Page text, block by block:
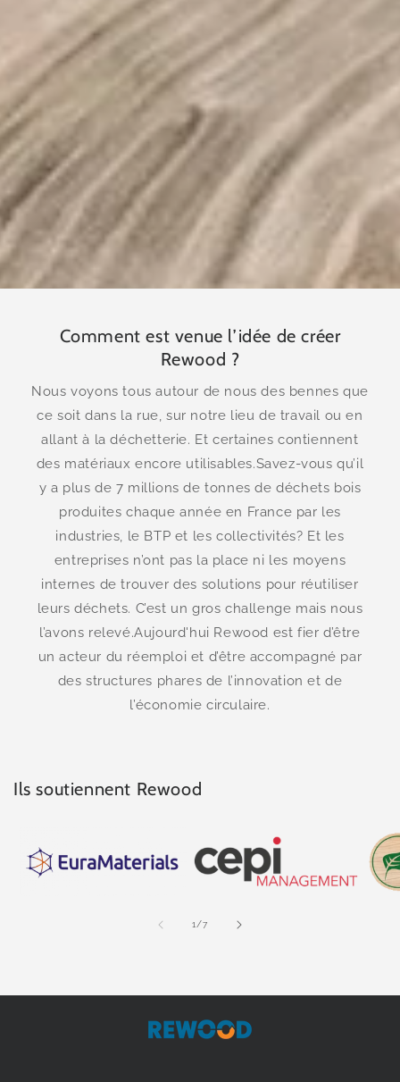
Comment est venue l’idée de créer
Rewood ?
Nous voyons tous autour de nous des bennes que
ce soit dans la rue, sur notre lieu de travail ou en
allant à la déchetterie. Et certaines contiennent
des matériaux encore utilisables.Savez-vous qu’il
y a plus de 7 millions de tonnes de déchets bois
produites chaque année en France par les
industries, le BTP et les collectivités? Et les
entreprises n’ont pas la place ni les moyens
internes de trouver des solutions pour réutiliser
leurs déchets. C’est un gros challenge mais nous
l’avons relevé.Aujourd'hui Rewood est fier d’être
un acteur du réemploi et d’être accompagné par
des structures phares de l’innovation et de
l’économie circulaire.
Ils soutiennent Rewood
1/de
7